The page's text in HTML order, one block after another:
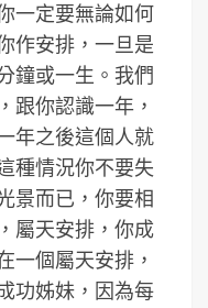
一定要無論如何
作安排，一旦是
鐘或一生。我們
跟你認識一年，
年之後這個人就
種情況你不要失
景而已，你要相
屬天安排，你成
一個屬天安排，
功姊妹，因為每